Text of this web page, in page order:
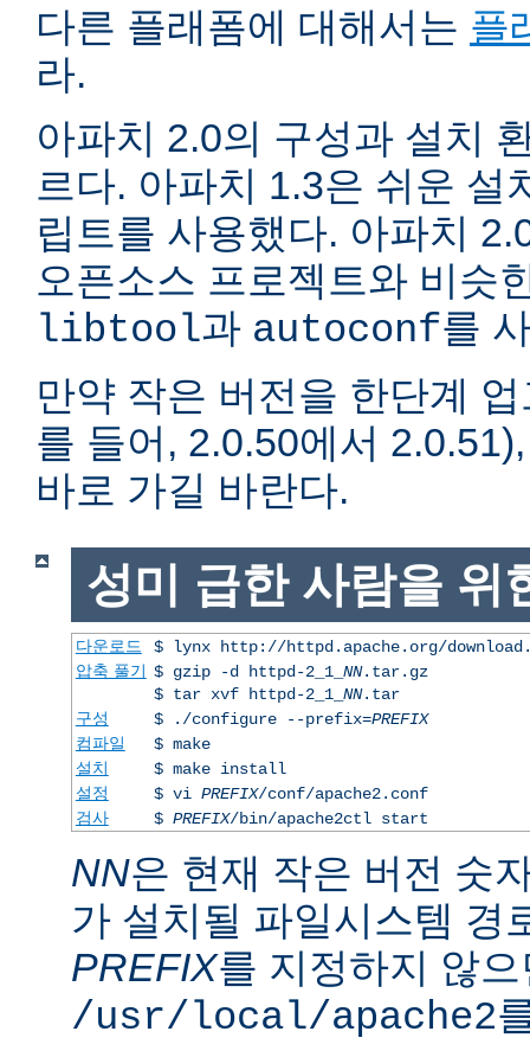
다른 플래폼에 대해서는 플
라.
아파치 2.0의 구성과 설치
르다. 아파치 1.3은 쉬운 설
립트를 사용했다. 아파치
오픈소스 프로젝트와 비슷
libtool과 autoconf를
만약 작은 버전을 한단계
를 들어, 2.0.50에서
바로 가길 바란다.
성미 급한 사람을 위
다운로드
$ lynx http://httpd.apache.org/
압축 풀기 $ gzip -d httpd-2_1_ NN.tar.gz
$ tar xvf httpd-2_1_ NN.tar
구성
$ ./configure --prefix=PREFIX
컴파일
$ make
설치
$ make install
설정
$ vi PREFIX/conf/apache2.conf
검사
$ PREFIX/bin/apache2ctl start
NN은 현재 작은 버전 숫
가 설치될 파일시스템 경
PREFIX를 지정하지 않
/usr/local/apache2